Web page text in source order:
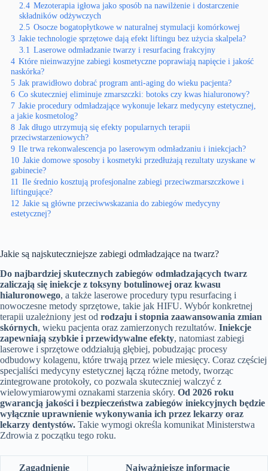
2.4 Mezoterapia igłowa jako sposób na nawilżenie i dostarczenie
składników odżywczych
2.5 Osocze bogatopłytkowe w naturalnej stymulacji komórkowej
3 Jakie technologie sprzętowe dają efekt liftingu bez użycia skalpela?
3.1 Laserowe odmładzanie twarzy i resurfacing frakcyjny
4 Które nieinwazyjne zabiegi kosmetyczne poprawiają napięcie i jakość
naskórka?
5 Jak prawidłowo dobrać program anti-aging do wieku pacjenta?
6 Co skuteczniej eliminuje zmarszczki: botoks czy kwas hialuronowy?
7 Jakie procedury odmładzające wykonuje lekarz medycyny estetycznej,
a jakie kosmetolog?
8 Jak długo utrzymują się efekty popularnych terapii
przeciwstarzeniowych?
9 Ile trwa rekonwalescencja po laserowym odmładzaniu i iniekcjach?
10 Jakie domowe sposoby i kosmetyki przedłużają rezultaty uzyskane w
gabinecie?
11 Ile średnio kosztują profesjonalne zabiegi przeciwzmarszczkowe i
liftingujące?
12 Jakie są główne przeciwwskazania do zabiegów medycyny
estetycznej?
Jakie są najskuteczniejsze zabiegi odmładzające na twarz?
Do najbardziej skutecznych zabiegów odmładzających twarz
zaliczają się iniekcje z toksyny botulinowej oraz kwasu
hialuronowego, a także laserowe procedury typu resurfacing i
nowoczesne metody sprzętowe, takie jak HIFU. Wybór konkretnej
terapii uzależniony jest od rodzaju i stopnia zaawansowania zmian
skórnych, wieku pacjenta oraz zamierzonych rezultatów. Iniekcje
zapewniają szybkie i przewidywalne efekty, natomiast zabiegi
laserowe i sprzętowe oddziałują głębiej, pobudzając procesy
odbudowy kolagenu, które trwają przez wiele miesięcy. Coraz częściej
specjaliści medycyny estetycznej łączą różne metody, tworząc
zintegrowane protokoły, co pozwala skuteczniej walczyć z
wielowymiarowymi oznakami starzenia skóry. Od 2026 roku
gwarancją jakości i bezpieczeństwa zabiegów iniekcyjnych będzie
wyłącznie uprawnienie wykonywania ich przez lekarzy oraz
lekarzy dentystów. Takie wymogi określa komunikat Ministerstwa
Zdrowia z początku tego roku.
Zagadnienie Najważniejsze informacje